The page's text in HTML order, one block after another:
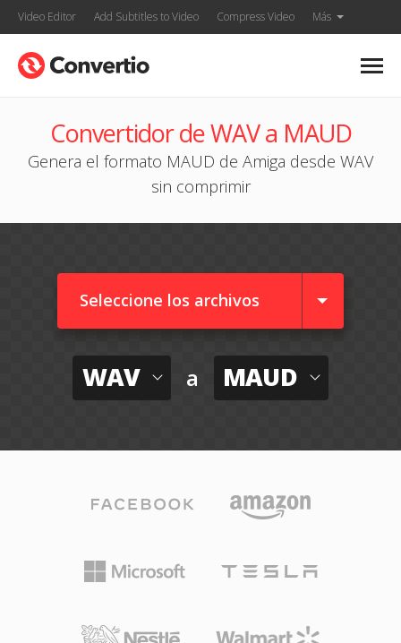
Video Editor Add Subtitles to Video Compress Video Más
Convertidor de WAV a MAUD
Genera el formato MAUD de Amiga desde WAV
sin comprimir
Seleccione los archivos
WAV a MAUD